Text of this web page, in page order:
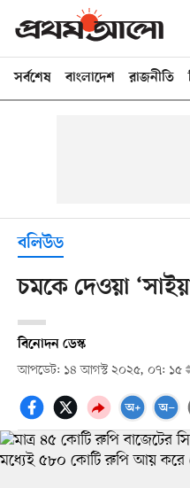
সর্বশেষ বাংলাদেশ রাজনীতি
বলিউড
চমকে দেওয়া
বিনোদন ডেস্ক
আপডেট: ১৪ আগস্ট ২০২৫, ০৭: ১৫